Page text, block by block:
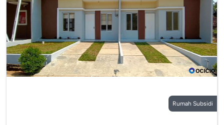
Rumah Subsidi